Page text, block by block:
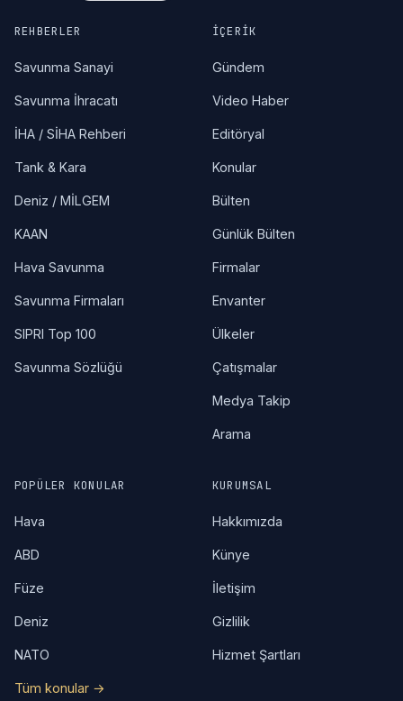
REHBERLER
Savunma Sanayi
Savunma İhracatı
İHA / SİHA Rehberi
Tank & Kara
Deniz / MİLGEM
KAAN
Hava Savunma
Savunma Firmaları
SIPRI Top 100
Savunma Sözlüğü
İÇERIK
Gündem
Video Haber
Editöryal
Konular
Bülten
Günlük Bülten
Firmalar
Envanter
Ülkeler
Çatışmalar
Medya Takip
Arama
POPÜLER KONULAR
Hava
ABD
Füze
Deniz
NATO
Tüm konular →
KURUMSAL
Hakkımızda
Künye
İletişim
Gizlilik
Hizmet Şartları